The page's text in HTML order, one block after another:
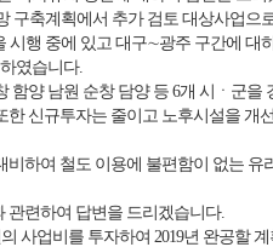
구축계획에서 추가 검토 대상사업
시행 중에 있고 대구∼광주 구간에
였습니다.
양 남원 순창 담양 등 6개 시ㆍ군
신규투자는 줄이고 노후시설을
하여 철도 이용에 불편함이 없는
련하여 답변을 드리겠습니다.
사업비를 투자하여 2019년 완공할